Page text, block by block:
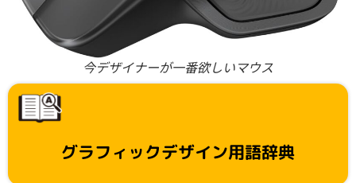
今デザイナーが一番欲しいマウス
グラフィックデザイン用語辞典